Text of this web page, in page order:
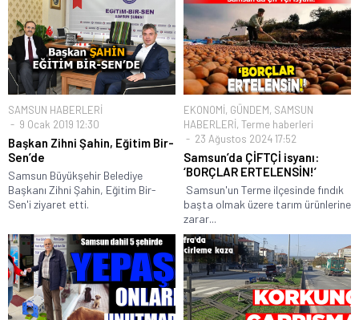
SAMSUN HABERLERİ
9 Ocak 2019 12:30
Başkan Zihni Şahin, Eğitim Bir-
Sen’de
Samsun Büyükşehir Belediye
Başkanı Zihni Şahin, Eğitim Bir-
Sen'i ziyaret etti.
EKONOMİ, GÜNDEM, SAMSUN
HABERLERİ, Terme haberleri
23 Ağustos 2024 17:52
Samsun’da ÇİFTÇİ isyanı:
‘BORÇLAR ERTELENSİN!’
Samsun'un Terme ilçesinde fındık
başta olmak üzere tarım ürünlerine
zarar...